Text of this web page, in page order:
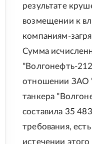
результате
возмещении к
компаниям-
Сумма
"Волгонефть-
отношении ЗАО
танкера
составила 35
требования,
истечении